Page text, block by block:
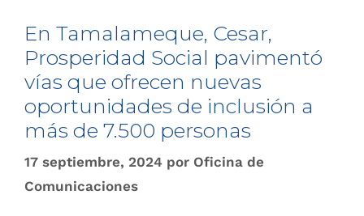
En Tamalameque, Cesar,
Prosperidad Social pavimentó
vías que ofrecen nuevas
oportunidades de inclusión a
más de 7.500 personas
17 septiembre, 2024 por Oficina de
Comunicaciones